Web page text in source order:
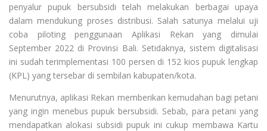
penyalur pupuk bersubsidi telah melakukan berbagai upaya
dalam mendukung proses distribusi. Salah satunya melalui uji
coba piloting penggunaan Aplikasi Rekan yang dimulai
September 2022 di Provinsi Bali. Setidaknya, sistem digitalisasi
ini sudah terimplementasi 100 persen di 152 kios pupuk lengkap
(KPL) yang tersebar di sembilan kabupaten/kota.
Menurutnya, aplikasi Rekan memberikan kemudahan bagi petani
yang ingin menebus pupuk bersubsidi. Sebab, para petani yang
mendapatkan alokasi subsidi pupuk ini cukup membawa Kartu